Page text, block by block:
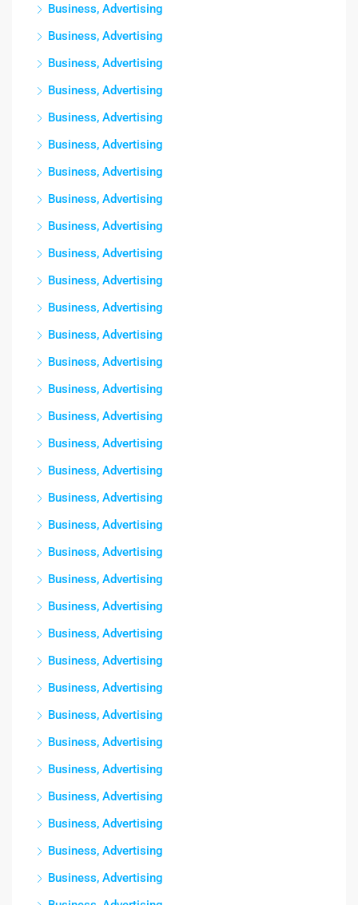
Business, Advertising
Business, Advertising
Business, Advertising
Business, Advertising
Business, Advertising
Business, Advertising
Business, Advertising
Business, Advertising
Business, Advertising
Business, Advertising
Business, Advertising
Business, Advertising
Business, Advertising
Business, Advertising
Business, Advertising
Business, Advertising
Business, Advertising
Business, Advertising
Business, Advertising
Business, Advertising
Business, Advertising
Business, Advertising
Business, Advertising
Business, Advertising
Business, Advertising
Business, Advertising
Business, Advertising
Business, Advertising
Business, Advertising
Business, Advertising
Business, Advertising
Business, Advertising
Business, Advertising